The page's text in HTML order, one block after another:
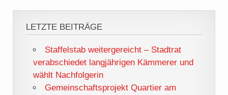
LETZTE BEITRÄGE
Staffelstab weitergereicht – Stadtrat
verabschiedet langjährigen Kämmerer und
wählt Nachfolgerin
Gemeinschaftsprojekt Quartier am